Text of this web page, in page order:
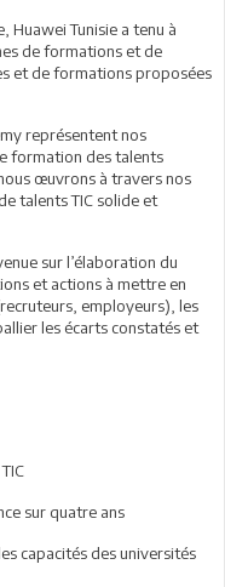
Huawei Tunisie a tenu à
de formations et de
et de formations proposées
représentent nos
formation des talents
œuvrons à travers nos
talents TIC solide et
sur l’élaboration du
et actions à mettre en
employeurs), les
les écarts constatés et
sur quatre ans
capacités des universités